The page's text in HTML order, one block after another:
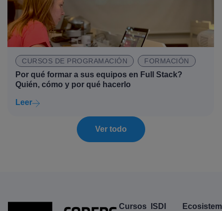
CURSOS DE PROGRAMACIÓN FORMACIÓN
Por qué formar a sus equipos en Full Stack?
Quién, cómo y por qué hacerlo
Leer
Ver todo
Cursos
ISDI